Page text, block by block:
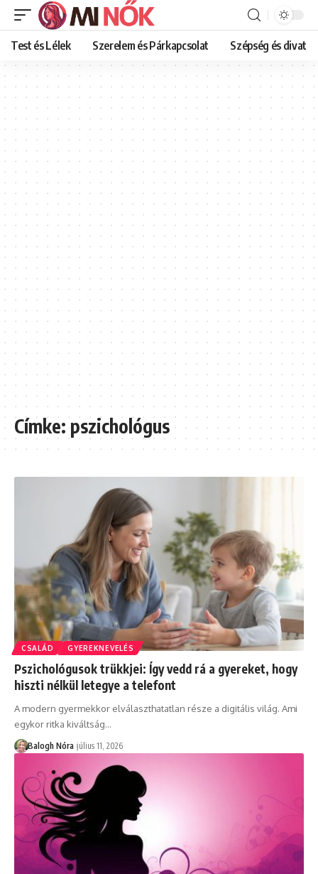
Test és Lélek Szerelem és Párkapcsolat Szépség és divat
Címke:pszichológus
CSALÁD GYEREKNEVELÉS
Pszichológusok trükkjei: Így vedd rá a gyereket, hogy
hiszti nélkül letegye a telefont
A modern gyermekkor elválaszthatatlan része a digitális világ. Ami
egykor ritka kiváltság…
Balogh Nóra július 11, 2026